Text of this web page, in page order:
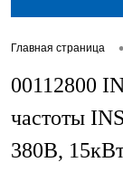
Главная страница •
00112800
частоты
380В,